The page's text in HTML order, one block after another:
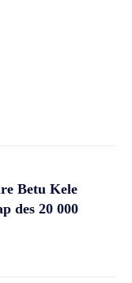
Betu Kele
des 20 000